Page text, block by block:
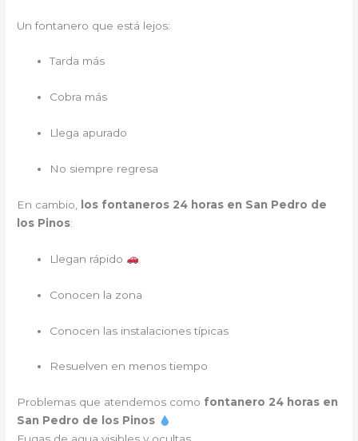
Un fontanero que está lejos:
Tarda más
Cobra más
Llega apurado
No siempre regresa
En cambio,
los fontaneros 24 horas en San Pedro de
los Pinos:
Llegan rápido
Conocen la zona
Conocen las instalaciones típicas
Resuelven en menos tiempo
Problemas que atendemos como fontanero 24 horas en
San Pedro de los Pinos